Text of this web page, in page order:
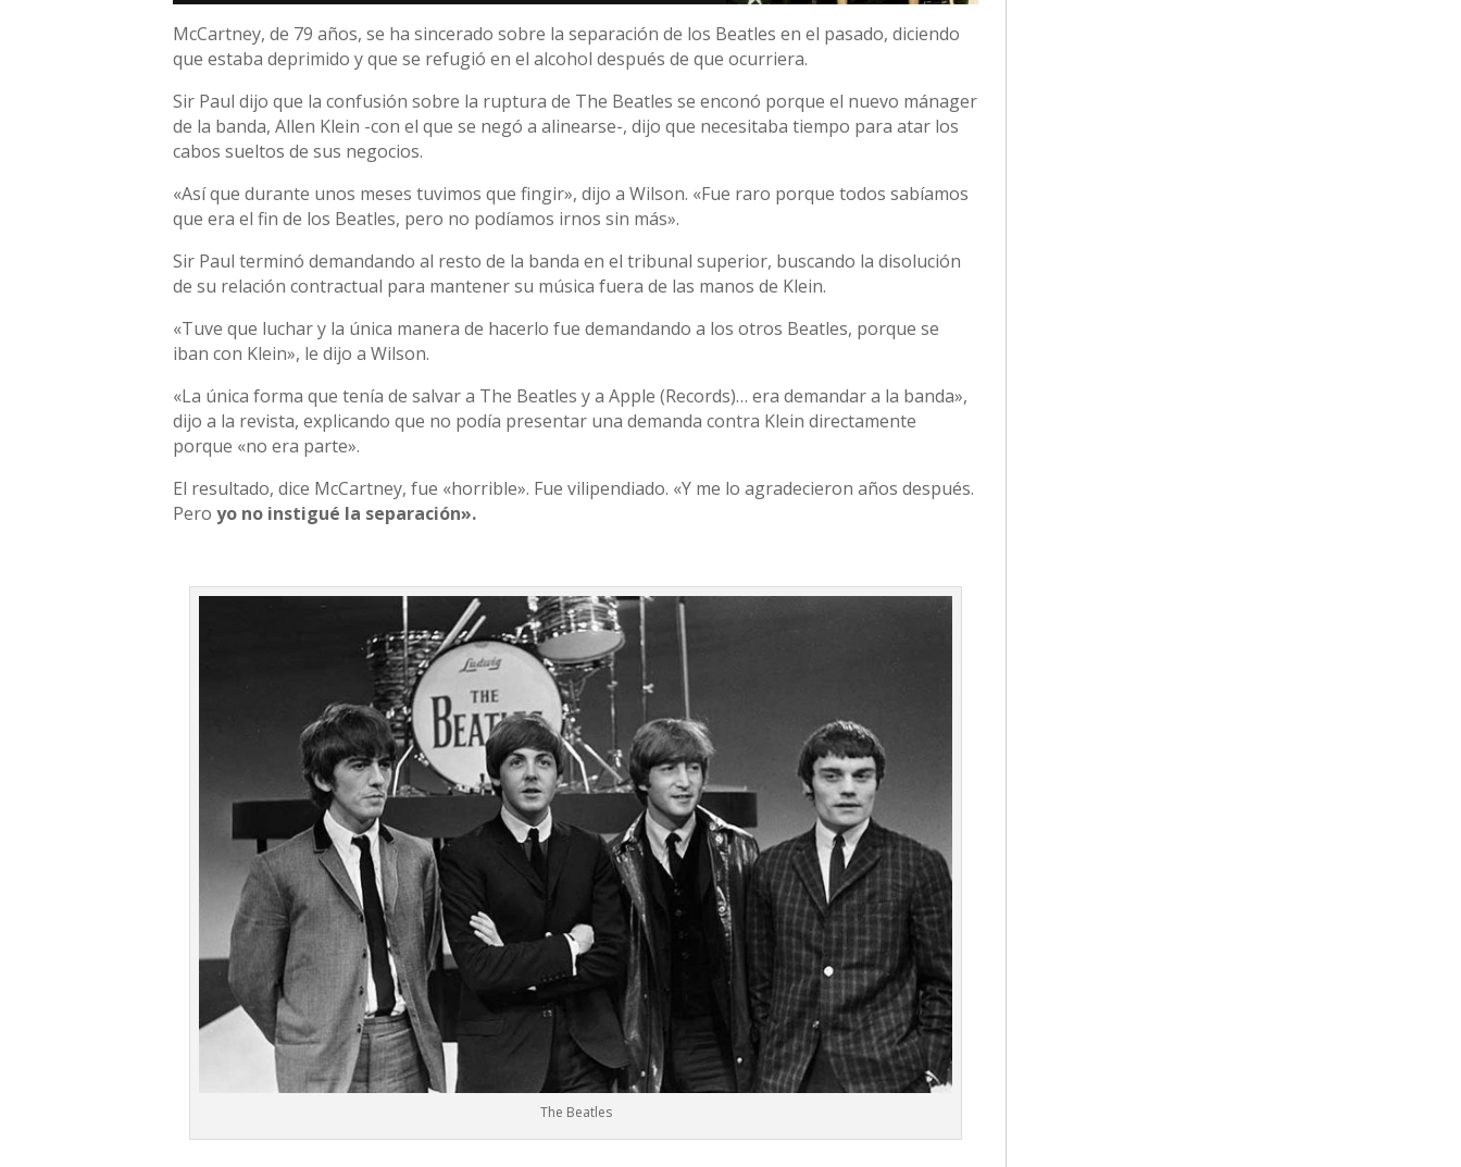
McCartney, de 79 años, se ha sincerado sobre la separación de los Beatles en el pasado, diciendo
que estaba deprimido y que se refugió en el alcohol después de que ocurriera.
Sir Paul dijo que la confusión sobre la ruptura de The Beatles se enconó porque el nuevo mánager
de la banda, Allen Klein -con el que se negó a alinearse-, dijo que necesitaba tiempo para atar los
cabos sueltos de sus negocios.
«Así que durante unos meses tuvimos que fingir», dijo a Wilson. «Fue raro porque todos sabíamos
que era el fin de los Beatles, pero no podíamos irnos sin más».
Sir Paul terminó demandando al resto de la banda en el tribunal superior, buscando la disolución
de su relación contractual para mantener su música fuera de las manos de Klein.
«Tuve que luchar y la única manera de hacerlo fue demandando a los otros Beatles, porque se
iban con Klein», le dijo a Wilson.
«La única forma que tenía de salvar a The Beatles y a Apple (Records)… era demandar a la banda»,
dijo a la revista, explicando que no podía presentar una demanda contra Klein directamente
porque «no era parte».
El resultado, dice McCartney, fue «horrible». Fue vilipendiado. «Y me lo agradecieron años después.
Peroyo no instigué la separación».
The Beatles